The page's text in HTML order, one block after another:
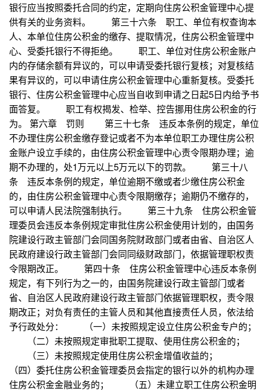
银行应当按照委托合同的约定，定期向住房公积金管理中心提
供有关的业务资料。 第三十六条 职工、单位有权查询本
人、本单位住房公积金的缴存、提取情况，住房公积金管理中
心、受委托银行不得拒绝。 职工、单位对住房公积金账户
内的存储余额有异议的，可以申请受委托银行复核；对复核结
果有异议的，可以申请住房公积金管理中心重新复核。受委托
银行、住房公积金管理中心应当自收到申请之日起5日内给予书
面答复。 职工有权揭发、检举、控告挪用住房公积金的行
为。 第六章 罚则 第三十七条 违反本条例的规定，单位
不办理住房公积金缴存登记或者不为本单位职工办理住房公积
金账户设立手续的，由住房公积金管理中心责令限期办理；逾
期不办理的，处1万元以上5万元以下的罚款。 第三十八
条 违反本条例的规定，单位逾期不缴或者少缴住房公积金
的，由住房公积金管理中心责令限期缴存；逾期仍不缴存的，
可以申请人民法院强制执行。 第三十九条 住房公积金管
理委员会违反本条例规定审批住房公积金使用计划的，由国务
院建设行政主管部门会同国务院财政部门或者由省、自治区人
民政府建设行政主管部门会同同级财政部门，依据管理职权责
令限期改正。 第四十条 住房公积金管理中心违反本条例
规定，有下列行为之一的，由国务院建设行政主管部门或者
省、自治区人民政府建设行政主管部门依据管理职权，责令限
期改正；对负有责任的主管人员和其他直接责任人员，依法给
予行政处分： （一）未按照规定设立住房公积金专户的；
（二）未按照规定审批职工提取、使用住房公积金的；
（三）未按照规定使用住房公积金增值收益的；
（四）委托住房公积金管理委员会指定的银行以外的机构办理
住房公积金金融业务的； （五）未建立职工住房公积金明